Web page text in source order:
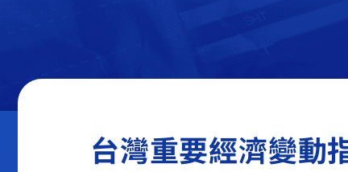
台灣重要經濟變